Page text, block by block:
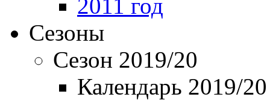
2011 год
Сезоны
Сезон 2019/20
Календарь 2019/20